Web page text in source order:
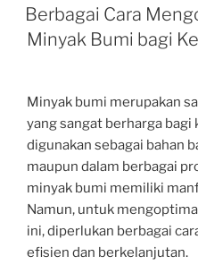
ON
Berbagai Cara
Minyak Bumi bagi
Minyak bumi merupakan
yang sangat berharga bagi
digunakan sebagai bahan
maupun dalam berbagai
minyak bumi memiliki
Namun, untuk
ini, diperlukan berbagai
efisien dan berkelanjutan.